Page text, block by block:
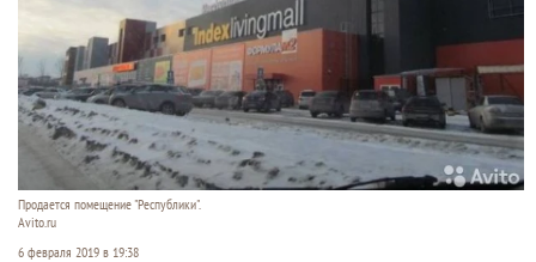
Продается помещение "Республики".
Avito.ru
6 февраля 2019 в 19:38